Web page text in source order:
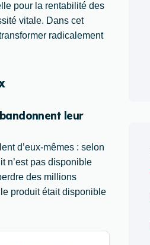
pour la rentabilité des
vitale. Dans cet
radicalement
leur
d’eux-mêmes : selon
n’est pas disponible
des millions
le produit était disponible